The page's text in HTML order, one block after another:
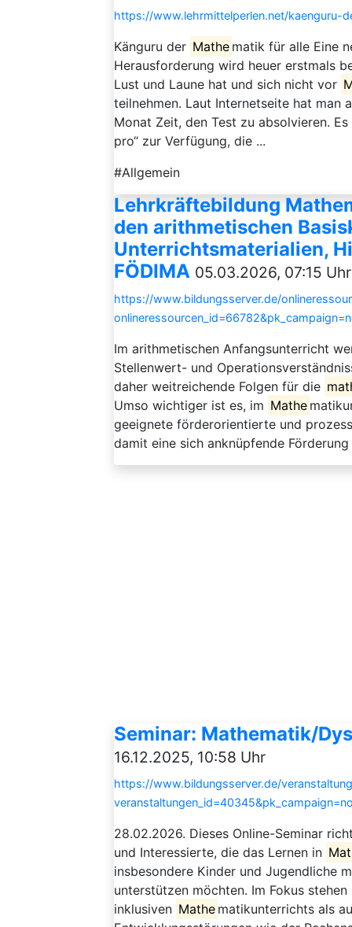
https://www.lehrmittelperlen.net/kaenguru-
Känguru der Mathe matik für alle Eine
Herausforderung wird heuer erstmals
Lust und Laune hat und sich nicht vor
teilnehmen. Laut Internetseite hat man
Monat Zeit, den Test zu absolvieren. Es
pro“ zur Verfügung, die ...
#Allgemein
Lehrkräftebildung
den arithmetischen
Unterrichtsmaterialien,
FÖDIMA 05.03.2026, 07:15 Uhr
https://www.bildungsserver.de/
Im arithmetischen Anfangsunterricht
Stellenwert- und
daher weitreichende Folgen für die
Umso wichtiger ist es, im Mathe
geeignete förderorientierte und
damit eine sich anknüpfende
Seminar: Mathematik/
16.12.2025, 10:58 Uhr
https://www.bildungsserver.de/
28.02.2026. Dieses Online-Seminar
und Interessierte, die das Lernen in
insbesondere Kinder und Jugendliche
unterstützen möchten. Im Fokus
inklusiven Mathe matikunterrichts als